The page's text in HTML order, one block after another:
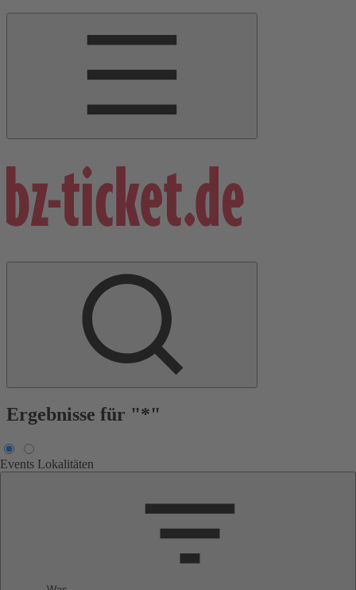
Ergebnisse für "*"
Events Lokalitäten